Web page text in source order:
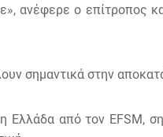
ανέφερε ο
σημαντικά στην
από τον EFSM,